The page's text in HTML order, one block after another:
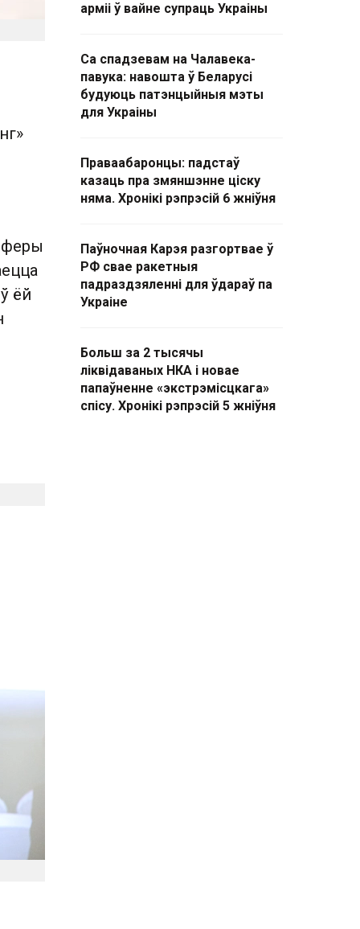
ёй
арміі ў вайне супраць Украіны
Са спадзевам на Чалавека-
павука: навошта ў Беларусі
будуюць патэнцыйныя мэты
для Украіны
Праваабаронцы: падстаў
казаць пра змяншэнне ціску
няма. Хронікі рэпрэсій 6 жніўня
Паўночная Карэя разгортвае ў
РФ свае ракетныя
падраздзяленні для ўдараў па
Украіне
Больш за 2 тысячы
ліквідаваных НКА і новае
папаўненне «экстрэмісцкага»
спісу. Хронікі рэпрэсій 5 жніўня